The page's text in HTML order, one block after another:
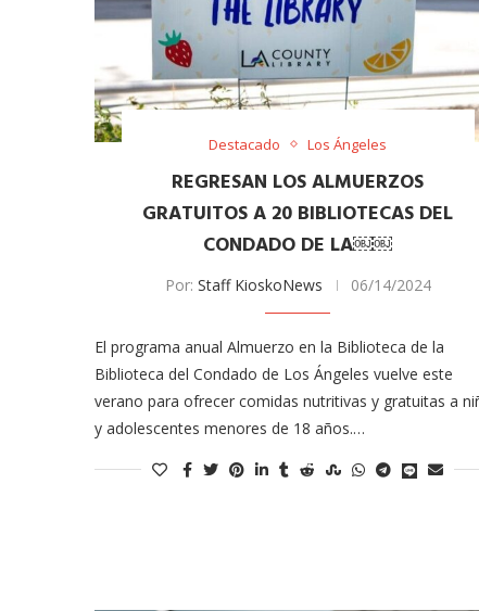
Destacado Los Ángeles
REGRESAN LOS ALMUERZOS
GRATUITOS A 20 BIBLIOTECAS DEL
CONDADO DE LA￼￼
Por: Staff KioskoNews 06/14/2024
El programa anual Almuerzo en la Biblioteca de la
Biblioteca del Condado de Los Ángeles vuelve este
verano para ofrecer comidas nutritivas y gratuitas a
y adolescentes menores de 18 años.…